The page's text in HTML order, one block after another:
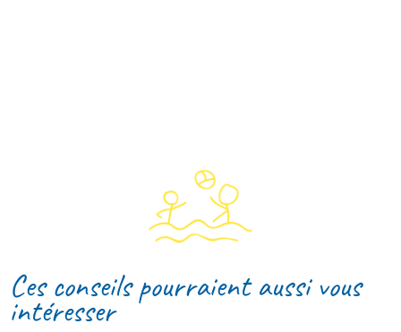
Ces conseils pourraient aussi vous
intéresser